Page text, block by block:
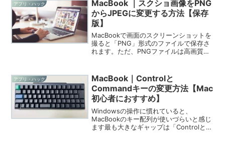
アプリ・ハック
MacBook ｜スクショ画像をPNG
からJPEGに変更する方法【保存
版】
MacBookで画面のスクリーンショットを
撮ると「PNG」形式のファイルで保存さ
れます。ただ、PNGファイルは高画質な
求めておらず、ブログでたくさんのスク
ショ画像を扱う...
アプリ・ハック
MacBook｜Controlと
Commandキーの変更方法【Mac
初心者におすすめ】
Windowsの操作に慣れていると、
MacBookのキー配列が使いづらいと感じ
ます最も大きなギャップは「Controlと